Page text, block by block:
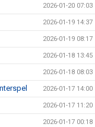
2026-01-20 07:03
2026-01-19 14:37
2026-01-19 08:17
2026-01-18 13:45
2026-01-18 08:03
2026-01-17 14:00
2026-01-17 11:20
2026-01-17 00:18